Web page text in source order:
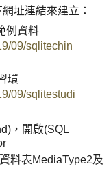
址連結來建立：
例資料
09/sqlitechin
環
09/sqlitestudi
，開啟(SQL
料表MediaType2及